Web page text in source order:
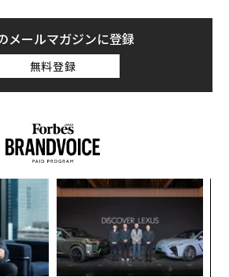
メールマガジンに登録
無料登録